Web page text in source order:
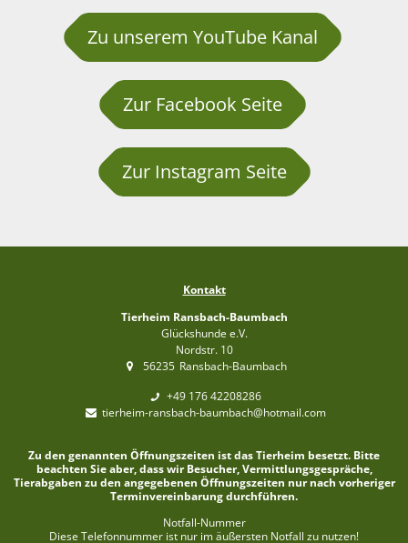
Zu unserem YouTube Kanal
Zur Facebook Seite
Zur Instagram Seite
Kontakt
Tierheim Ransbach-Baumbach
Glückshunde e.V.
Nordstr. 10
56235 Ransbach-Baumbach
+49 176 42208286
tierheim-ransbach-baumbach@hotmail.com
Zu den genannten Öffnungszeiten ist das Tierheim besetzt. Bitte
beachten Sie aber, dass wir Besucher, Vermittlungsgespräche,
Tierabgaben zu den angegebenen Öffnungszeiten nur nach vorheriger
Terminvereinbarung durchführen.
Notfall-Nummer
Diese Telefonnummer ist nur im äußersten Notfall zu nutzen!